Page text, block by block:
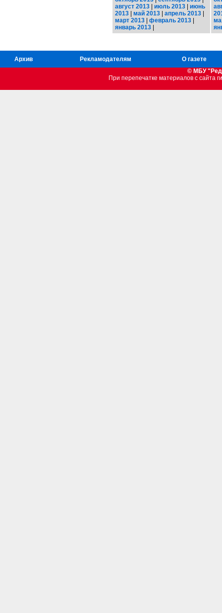
август 2013 | июль 2013 | июнь
2013 | май 2013 | апрель 2013 |
март 2013 | февраль 2013 |
январь 2013 |
Архив Рекламодателям
О газете
© МБУ
При перепечатке материалов c сайта